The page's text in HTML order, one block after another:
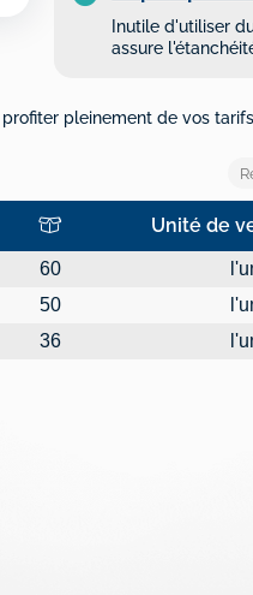
Inutile d'utiliser
assure
pleinement de vos
Unité de
Unité de
60
50
36